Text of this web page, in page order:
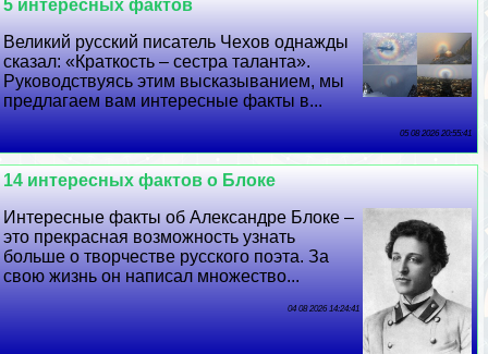
5 интересных фактов
Великий русский писатель Чехов однажды
сказал: «Краткость – сестра таланта».
Руководствуясь этим высказыванием, мы
предлагаем вам интересные факты в...
05 08 2026 20:55:41
14 интересных фактов о Блоке
Интересные факты об Александре Блоке –
это прекрасная возможность узнать
больше о творчестве русского поэта. За
свою жизнь он написал множество...
04 08 2026 14:24:41